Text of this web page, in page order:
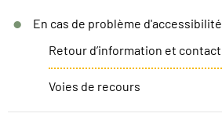
En cas de problème d'accessibilité
Retour d’information et contact
Voies de recours